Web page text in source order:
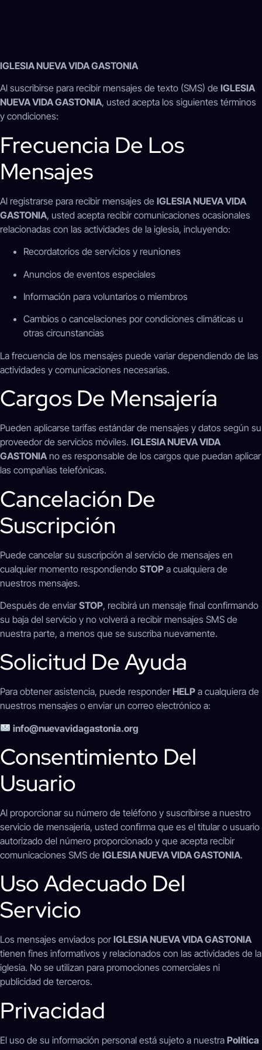
IGLESIA NUEVA VIDA GASTONIA
Al suscribirse para recibir mensajes de texto (SMS) de IGLESIA
NUEVA VIDA GASTONIA, usted acepta los siguientes términos
y condiciones:
Frecuencia De Los
Mensajes
Al registrarse para recibir mensajes de IGLESIA NUEVA VIDA
GASTONIA, usted acepta recibir comunicaciones ocasionales
relacionadas con las actividades de la iglesia, incluyendo:
Recordatorios de servicios y reuniones
Anuncios de eventos especiales
Información para voluntarios o miembros
Cambios o cancelaciones por condiciones climáticas u
otras circunstancias
La frecuencia de los mensajes puede variar dependiendo de las
actividades y comunicaciones necesarias.
Cargos De Mensajería
Pueden aplicarse tarifas estándar de mensajes y datos según su
proveedor de servicios móviles. IGLESIA NUEVA VIDA
GASTONIA no es responsable de los cargos que puedan aplicar
las compañías telefónicas.
Cancelación De
Suscripción
Puede cancelar su suscripción al servicio de mensajes en
cualquier momento respondiendo STOP a cualquiera de
nuestros mensajes.
Después de enviarSTOP, recibirá un mensaje final confirmando
su baja del servicio y no volverá a recibir mensajes SMS de
nuestra parte, a menos que se suscriba nuevamente.
Solicitud De Ayuda
Para obtener asistencia, puede responderHELP a cualquiera de
nuestros mensajes o enviar un correo electrónico a:
info@nuevavidagastonia.org
Consentimiento Del
Usuario
Al proporcionar su número de teléfono y suscribirse a nuestro
servicio de mensajería, usted confirma que es el titular o usuario
autorizado del número proporcionado y que acepta recibir
comunicaciones SMS de IGLESIA NUEVA VIDA GASTONIA.
Uso Adecuado Del
Servicio
Los mensajes enviados porIGLESIA NUEVA VIDA GASTONIA
tienen fines informativos y relacionados con las actividades de la
iglesia. No se utilizan para promociones comerciales ni
publicidad de terceros.
Privacidad
El uso de su información personal está sujeto a nuestra Política